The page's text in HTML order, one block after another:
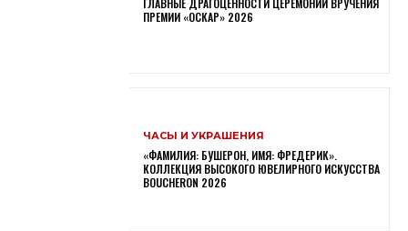
ГЛАВНЫЕ ДРАГОЦЕННОСТИ ЦЕРЕМОНИИ ВРУЧЕНИЯ
ПРЕМИИ «ОСКАР» 2026
ЧАСЫ И УКРАШЕНИЯ
«ФАМИЛИЯ: БУШЕРОН, ИМЯ: ФРЕДЕРИК».
КОЛЛЕКЦИЯ ВЫСОКОГО ЮВЕЛИРНОГО ИСКУССТВА
BOUCHERON 2026